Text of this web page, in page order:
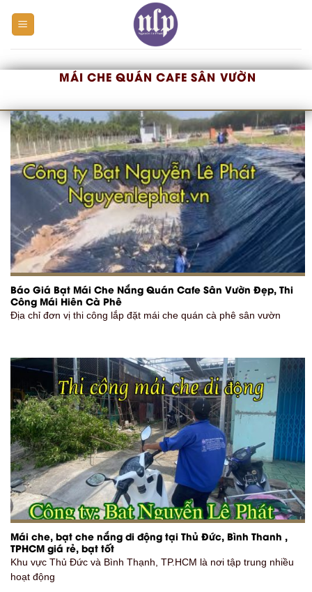
MÁI CHE QUÁN CAFE SÂN VƯỜN
Báo Giá Bạt Mái Che Nắng Quán Cafe Sân Vườn Đẹp, Thi
Công Mái Hiên Cà Phê
Địa chỉ đơn vị thi công lắp đặt mái che quán cà phê sân vườn
Mái che, bạt che nắng di động tại Thủ Đức, Bình Thanh ,
TPHCM giá rẻ, bạt tốt
Khu vực Thủ Đức và Bình Thạnh, TP.HCM là nơi tập trung nhiều
hoạt động